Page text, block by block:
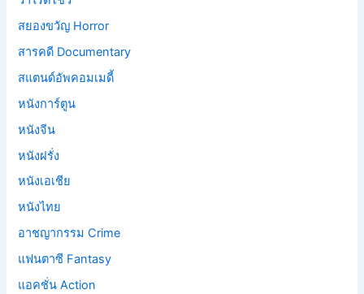
สยองขวัญ Horror
สารคดี Documentary
สแตนด์อัพคอมเมดี้
หนังการ์ตูน
หนังจีน
หนังฝรั่ง
หนังเอเชีย
หนังไทย
อาชญากรรม Crime
แฟนตาซี Fantasy
แอคชั่น Action